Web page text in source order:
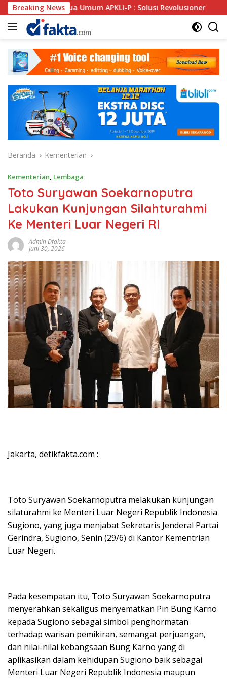
Langsung
ke
konten
Breaking News
Umum APKLI-P : Solusi Revolusioner Oknum SPSI
Beranda Kementerian
Kementerian, Lembaga
Toto Suryawan Soekarnoputra
Lakukan Kunjungan Silahturahmi
Ke Menteri Luar Negeri RI
Admin Dfakta
Juni 30, 2026
Jakarta, detikfakta.com :
Toto Suryawan Soekarnoputra melakukan kunjungan
silaturahmi ke Menteri Luar Negeri Republik Indonesia
Sugiono, yang juga menjabat Sekretaris Jenderal Partai
Gerindra, Sugiono, Senin (29/6) di Kantor Kementrian
Luar Negeri.
Pada kesempatan itu, Toto Suryawan Soekarnoputra
menyerahkan sekaligus menyematkan Pin Bung Karno
kepada Sugiono sebagai simbol penghormatan
terhadap warisan pemikiran, semangat perjuangan,
dan nilai-nilai kebangsaan Bung Karno yang di
aplikasikan dalam kehidupan Sugiono baik sebagai
Menteri Luar Negeri Republik Indonesia maupun